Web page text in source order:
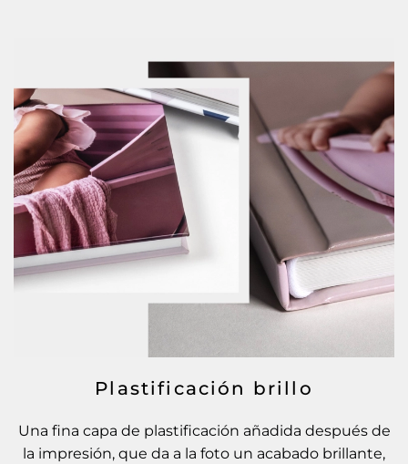
Plastificación brillo
Una fina capa de plastificación añadida después de
la impresión, que da a la foto un acabado brillante,